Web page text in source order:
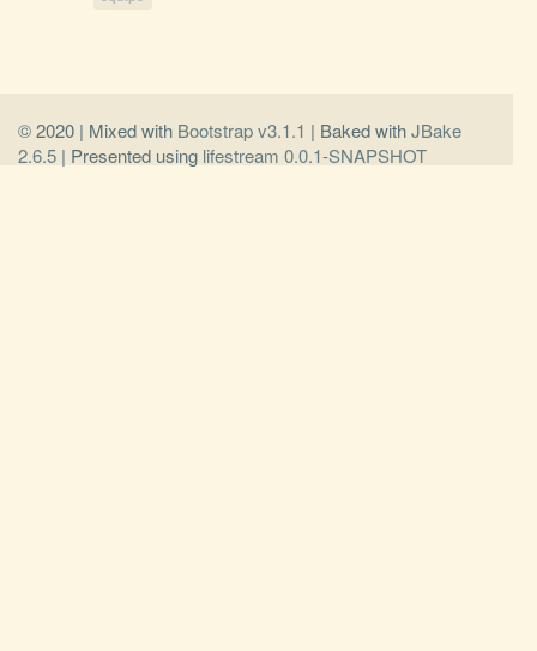
© 2020 | Mixed with Bootstrap v3.1.1 | Baked withJBake
2.6.5 | Presented using lifestream 0.0.1-SNAPSHOT